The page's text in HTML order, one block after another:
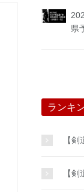
県
ランキ
【
【